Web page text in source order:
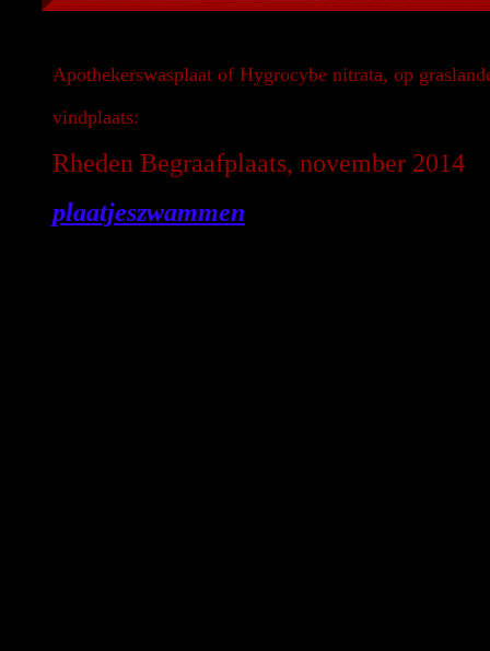
Apothekerswasplaat of Hygrocybe nitrata, op
vindplaats:
Rheden Begraafplaats, november 2014
plaatjeszwammen